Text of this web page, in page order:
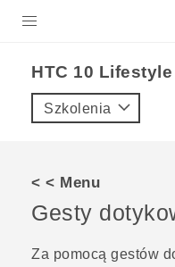
VIVE
HTC 10 Lifestyle‎
Szkolenia
< < Menu
Gesty
Za pomocą gestów